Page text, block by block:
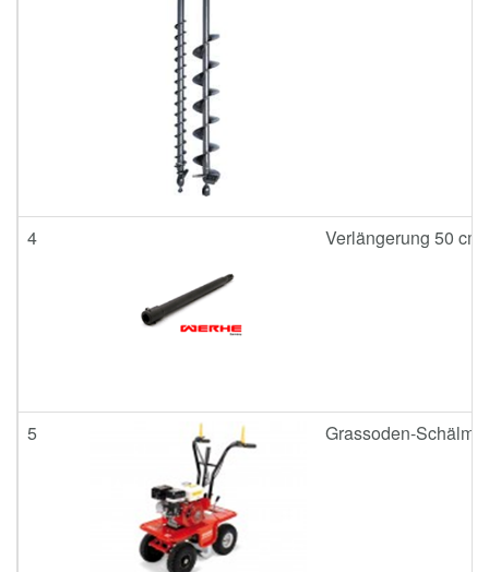
4 Verlängerung 50 cm
5 Grassoden-